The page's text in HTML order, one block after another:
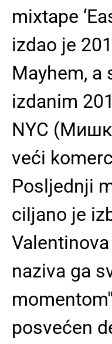
mixtape
izdao je
Mayhem, a
izdanim
NYC
veći
Posljednji
ciljano je
naziva ga
posvećen